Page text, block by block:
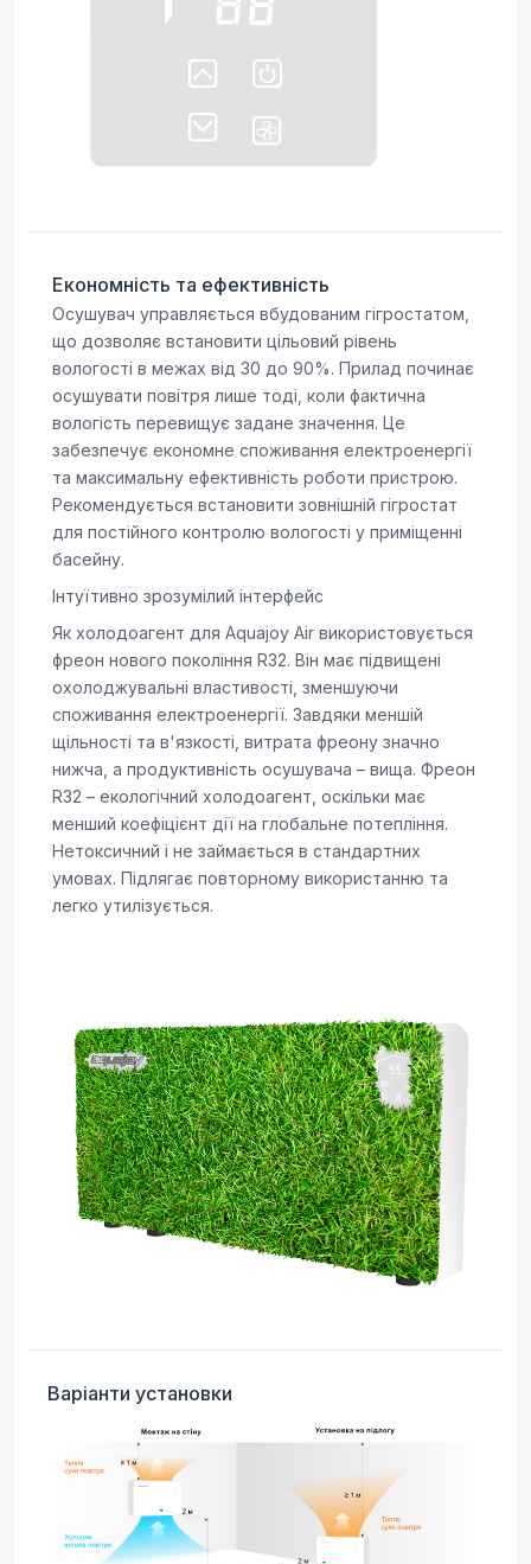
Економність та ефективність
Осушувач управляється вбудованим гігростатом,
що дозволяє встановити цільовий рівень
вологості в межах від 30 до 90%. Прилад починає
осушувати повітря лише тоді, коли фактична
вологість перевищує задане значення. Це
забезпечує економне споживання електроенергії
та максимальну ефективність роботи пристрою.
Рекомендується встановити зовнішній гігростат
для постійного контролю вологості у приміщенні
басейну.
Інтуїтивно зрозумілий інтерфейс
Як холодоагент для Aquajoy Air використовується
фреон нового покоління R32. Він має підвищені
охолоджувальні властивості, зменшуючи
споживання електроенергії. Завдяки меншій
щільності та в'язкості, витрата фреону значно
нижча, а продуктивність осушувача – вища. Фреон
R32 – екологічний холодоагент, оскільки має
менший коефіцієнт дії на глобальне потепління.
Нетоксичний і не займається в стандартних
умовах. Підлягає повторному використанню та
легко утилізується.
Варіанти установки